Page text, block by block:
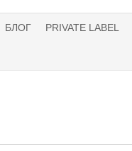
БЛОГ PRIVATE LABEL